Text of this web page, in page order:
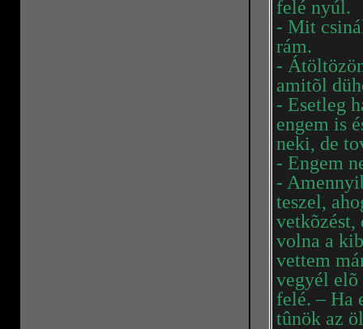
felé nyúl.
- Mit
rám.
-
amitõl
- Esetleg
engem is
neki, de
- Engem
-
teszel,
vetkõzést,
volna a
vettem
vegyél elõ
felé. – Ha
tûnök az